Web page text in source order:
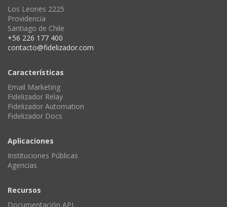
Los Leones 2225
Providencia
Santiago de Chile
+56 226 177 400
contacto@fidelizador.com
Características
Email Marketing
Fidelizador Relay
Fidelizador Automation
Fidelizador Docs
Aplicaciones
Instituciones Públicas
Agencias
Recursos
Documentación API